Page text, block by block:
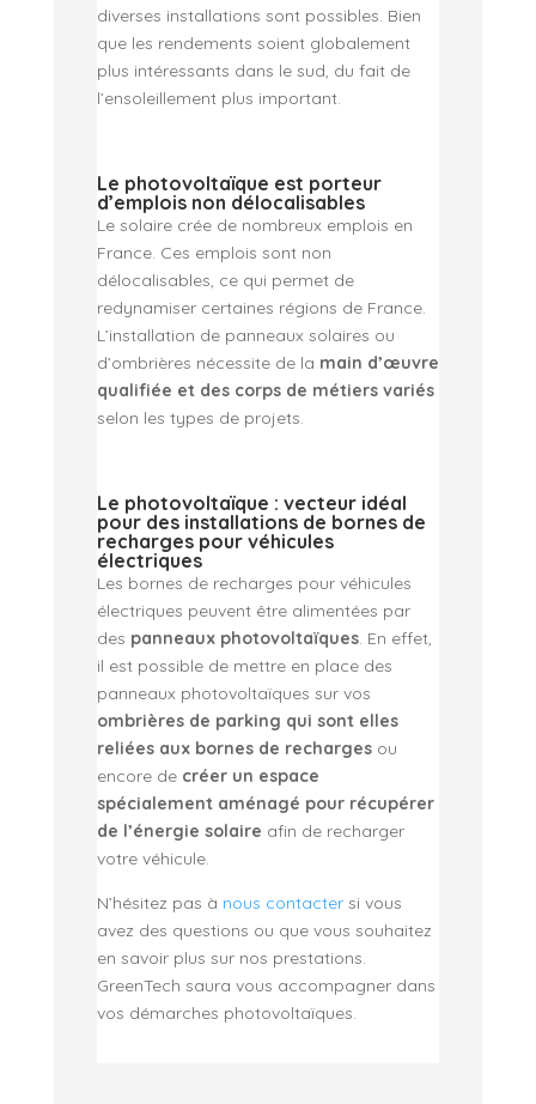
diverses installations sont possibles. Bien
que les rendements soient globalement
plus intéressants dans le sud, du fait de
l’ensoleillement plus important.
Le photovoltaïque est porteur
d’emplois non délocalisables
Le solaire crée de nombreux emplois en
France. Ces emplois sont non
délocalisables, ce qui permet de
redynamiser certaines régions de France.
L’installation de panneaux solaires ou
d’ombrières nécessite de la main d’œuvre
qualifiée et des corps de métiers variés
selon les types de projets.
Le photovoltaïque : vecteur idéal
pour des installations de bornes de
recharges pour véhicules
électriques
Les bornes de recharges pour véhicules
électriques peuvent être alimentées par
des panneaux photovoltaïques. En effet,
il est possible de mettre en place des
panneaux photovoltaïques sur vos
ombrières de parking qui sont elles
reliées aux bornes de rechargesou
encore de créer un espace
spécialement aménagé pour récupérer
de l’énergie solaire afin de recharger
votre véhicule.
N’hésitez pas à nous contactersi vous
avez des questions ou que vous souhaitez
en savoir plus sur nos prestations.
GreenTech saura vous accompagner dans
vos démarches photovoltaïques.